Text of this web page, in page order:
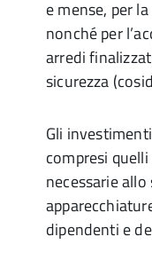
e mense, per
nonché per
arredi
sicurezza
Gli
compresi
necessarie
dipendenti e